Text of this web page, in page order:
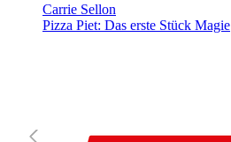
Carrie Sellon
Pizza Piet: Das erste Stück Magie